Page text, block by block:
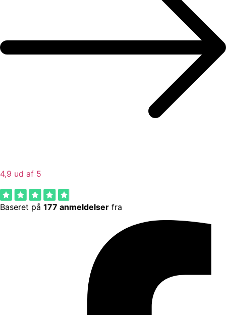
4,9 ud af 5
Baseret på 177 anmeldelser fra